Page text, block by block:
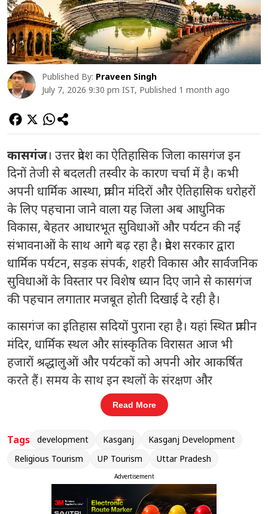
Published By: Praveen Singh
July 7, 2026 9:30 pm IST, Published 1 month ago
कासगंज। उत्तर प्रदेश का ऐतिहासिक जिला कासगंज इन
दिनों तेजी से बदलती तस्वीर के कारण चर्चा में है। कभी
अपनी धार्मिक आस्था, प्राचीन मंदिरों और ऐतिहासिक धरोहरों
के लिए पहचाना जाने वाला यह जिला अब आधुनिक
विकास, बेहतर आधारभूत सुविधाओं और पर्यटन की नई
संभावनाओं के साथ आगे बढ़ रहा है। प्रदेश सरकार द्वारा
धार्मिक पर्यटन, सड़क संपर्क, शहरी विकास और सार्वजनिक
सुविधाओं के विस्तार पर विशेष ध्यान दिए जाने से कासगंज
की पहचान लगातार मजबूत होती दिखाई दे रही है।
कासगंज का इतिहास सदियों पुराना रहा है। यहां स्थित प्राचीन
मंदिर, धार्मिक स्थल और सांस्कृतिक विरासत आज भी
हजारों श्रद्धालुओं और पर्यटकों को अपनी ओर आकर्षित
करते हैं। समय के साथ इन स्थलों के संरक्षण और
सौंदर्यीकरण का कार्य तेज हुआ है, जिससे स्थानीय लोगों के
साथ-साथ बाहर से आने वाले पर्यटकों को भी बेहतर
सुविधाएं मिल रही हैं। धार्मिक आस्था और सांस्कृतिक
विरासत को आधुनिक विकास के साथ जोड़ने का प्रयास इस
जिले की नई पहचान बनता जा रहा है।
संबंधित खबरें
Read More
Tags development Kasganj
Kasganj Development
Religious Tourism
UP Tourism Uttar Pradesh
Advertisement